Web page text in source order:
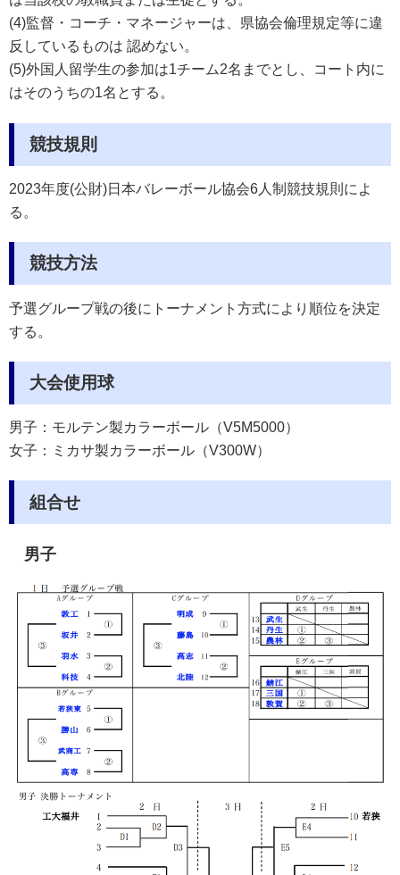
(4)監督・コーチ・マネージャーは、県協会倫理規定等に違
反しているものは 認めない。
(5)外国人留学生の参加は1チーム2名までとし、コート内に
はそのうちの1名とする。
競技規則
2023年度(公財)日本バレーボール協会6人制競技規則によ
る。
競技方法
予選グループ戦の後にトーナメント方式により順位を決定
する。
大会使用球
男子：モルテン製カラーボール（V5M5000）
女子：ミカサ製カラーボール（V300W）
組合せ
男子